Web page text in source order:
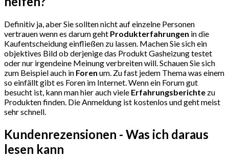
Definitiv ja, aber Sie sollten nicht auf einzelne Personen
vertrauen wenn es darum geht Produkterfahrungen in die
Kaufentscheidung einfließen zu lassen. Machen Sie sich ein
objektives Bild ob derjenige das Produkt Gasheizung testet
oder nur irgendeine Meinung verbreiten will. Schauen Sie sich
zum Beispiel auch in Foren um. Zu fast jedem Thema was einem
so einfällt gibt es Foren im Internet. Wenn ein Forum gut
besucht ist, kann man hier auch viele Erfahrungsberichte zu
Produkten finden. Die Anmeldung ist kostenlos und geht meist
sehr schnell.
Kundenrezensionen - Was ich daraus
lesen kann